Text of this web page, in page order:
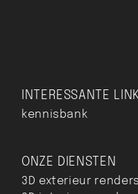
INTERESSANTE
kennisbank
ONZE DIENSTEN
3D exterieur renders